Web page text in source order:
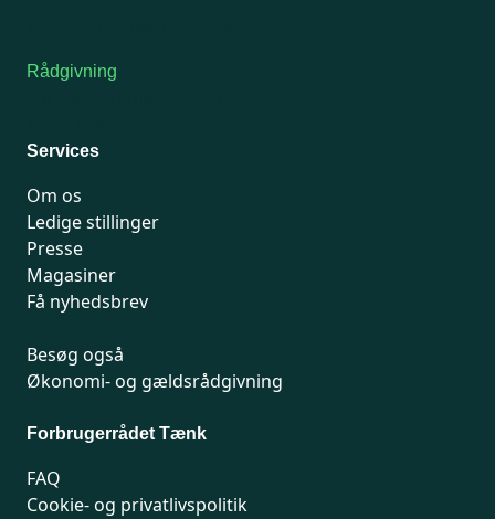
Rådgivning
Services
Om os
Ledige stillinger
Presse
Magasiner
Få nyhedsbrev
Besøg også
Økonomi- og gældsrådgivning
Forbrugerrådet Tænk
FAQ
Cookie- og privatlivspolitik